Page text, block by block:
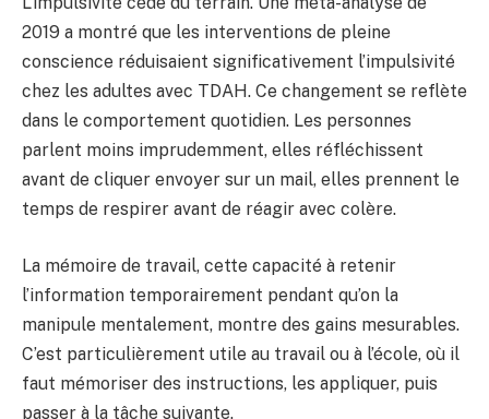
2019 a montré que les interventions de pleine
conscience réduisaient significativement l’impulsivité
chez les adultes avec TDAH. Ce changement se reflète
dans le comportement quotidien. Les personnes
parlent moins imprudemment, elles réfléchissent
avant de cliquer envoyer sur un mail, elles prennent le
temps de respirer avant de réagir avec colère.
La mémoire de travail, cette capacité à retenir
l’information temporairement pendant qu’on la
manipule mentalement, montre des gains mesurables.
C’est particulièrement utile au travail ou à l’école, où il
faut mémoriser des instructions, les appliquer, puis
passer à la tâche suivante.